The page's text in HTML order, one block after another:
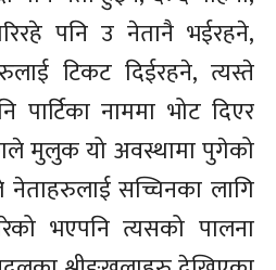
पनि उ नेतानै भईरहने,
टिकट दिईरहने, त्यस्ते
पार्टिका नाममा भोट दिएर
मुलुक यो अवस्थामा पुगेको
सच्चिनका लागि
भएपनि त्यसको पालना